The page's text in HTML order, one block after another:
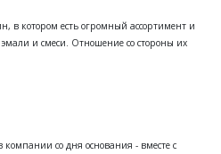
в котором есть огромный ассортимент и
и смеси. Отношение со стороны их
со дня основания - вместе с